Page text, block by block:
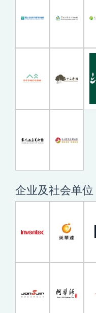
企业及社会单位